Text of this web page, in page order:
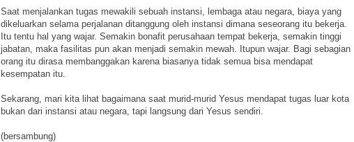
Saat menjalankan tugas mewakili sebuah instansi, lembaga atau negara, biaya yang
dikeluarkan selama perjalanan ditanggung oleh instansi dimana seseorang itu bekerja.
Itu tentu hal yang wajar. Semakin bonafit perusahaan tempat bekerja, semakin tinggi
jabatan, maka fasilitas pun akan menjadi semakin mewah. Itupun wajar. Bagi sebagian
orang itu dirasa membanggakan karena biasanya tidak semua bisa mendapat
kesempatan itu.
Sekarang, mari kita lihat bagaimana saat murid-murid Yesus mendapat tugas luar kota
bukan dari instansi atau negara, tapi langsung dari Yesus sendiri.
(bersambung)